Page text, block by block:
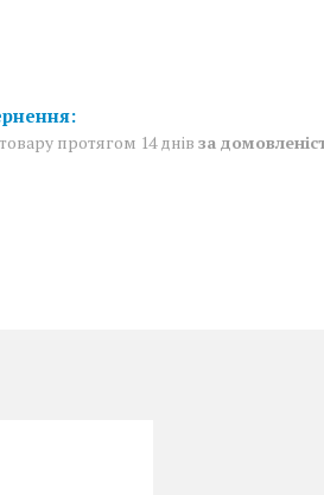
протягом 14 днів за